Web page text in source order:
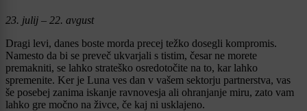
23. julij – 22. avgust
Dragi levi, danes boste morda precej težko dosegli kompromis.
Namesto da bi se preveč ukvarjali s tistim, česar ne morete
premakniti, se lahko strateško osredotočite na to, kar lahko
spremenite. Ker je Luna ves dan v vašem sektorju partnerstva, vas
še posebej zanima iskanje ravnovesja ali ohranjanje miru, zato vam
lahko gre močno na živce, če kaj ni usklajeno.